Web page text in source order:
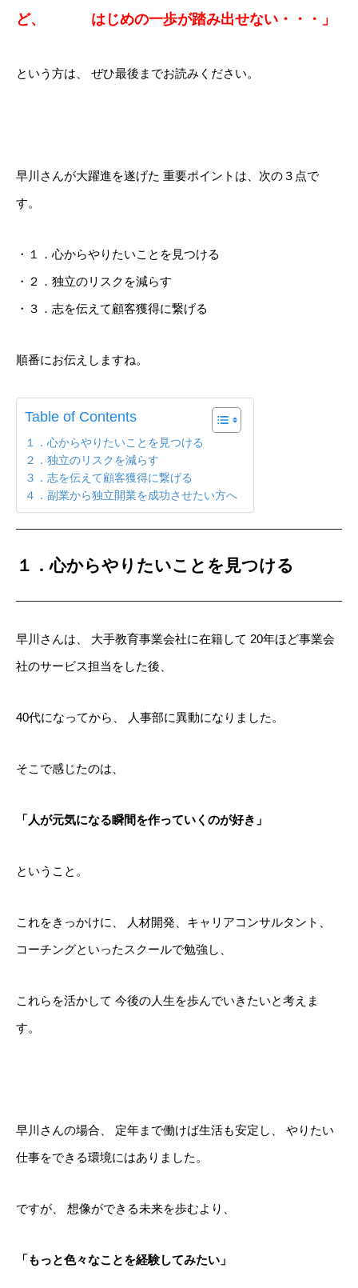
ど、 はじめの一歩が踏み出せない・・・」
という方は、 ぜひ最後までお読みください。
早川さんが大躍進を遂げた 重要ポイントは、次の３点で
す。
・１．心からやりたいことを見つける
・２．独立のリスクを減らす
・３．志を伝えて顧客獲得に繋げる
順番にお伝えしますね。
Table of Contents
１．心からやりたいことを見つける
２．独立のリスクを減らす
３．志を伝えて顧客獲得に繋げる
４．副業から独立開業を成功させたい方へ
１．心からやりたいことを見つける
早川さんは、 大手教育事業会社に在籍して 20年ほど事業会
社のサービス担当をした後、
40代になってから、 人事部に異動になりました。
そこで感じたのは、
「人が元気になる瞬間を作っていくのが好き」
ということ。
これをきっかけに、
人材開発、キャリアコンサルタント、
コーチングといったスクールで勉強し、
これらを活かして 今後の人生を歩んでいきたいと考えま
す。
早川さんの場合、 定年まで働けば生活も安定し、
やりたい
仕事をできる環境にはありました。
ですが、 想像ができる未来を歩むより、
「もっと色々なことを経験してみたい」